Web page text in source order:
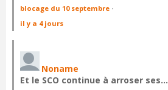
blocage du 10 septembre ·
il y a 4 jours
Noname
Et le SCO continue à arroser ses…